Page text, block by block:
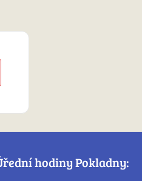
hodiny Pokladny: